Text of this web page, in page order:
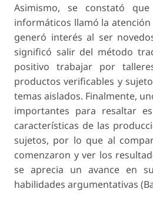
Asimismo, se constató
informáticos llamó la
generó interés al ser
significó salir del método
positivo trabajar por
productos verificables y
temas aislados. Finalmente,
importantes para resaltar
características de las
sujetos, por lo que al
comenzaron y ver los
se aprecia un avance en
habilidades argumentativas